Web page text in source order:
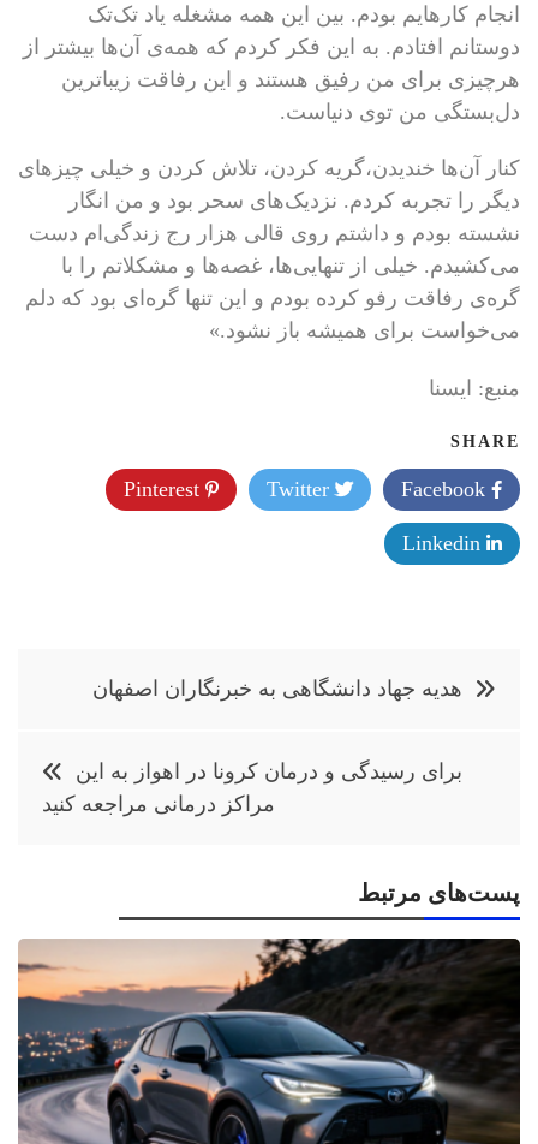
انجام کارهایم بودم. بین این همه مشغله یاد تک‌تک
دوستانم افتادم. به این فکر کردم که همه‌ی آن‌ها بیشتر از
هرچیزی برای من رفیق هستند و این رفاقت زیباترین
دل‌بستگی من توی دنیاست.
کنار آن‌ها خندیدن،گریه کردن، تلاش کردن و خیلی چیزهای
دیگر را تجربه کردم. نزدیک‌های سحر بود و من انگار
نشسته بودم و داشتم روی قالی هزار رج زندگی‌ام دست
می‌کشیدم. خیلی از تنهایی‌ها، غصه‌ها و مشکلاتم را با
گره‌ی رفاقت رفو کرده بودم و این تنها گره‌ای بود که دلم
می‌خواست برای همیشه باز نشود.»
منبع: ايسنا
SHARE
Twitter
راهبریهدیه جهاد دانشگاهی به خبرنگاران اصفهان
برای رسیدگی و درمان کرونا در اهواز به این
مراکز درمانی مراجعه کنید
پست‌های مرتبط